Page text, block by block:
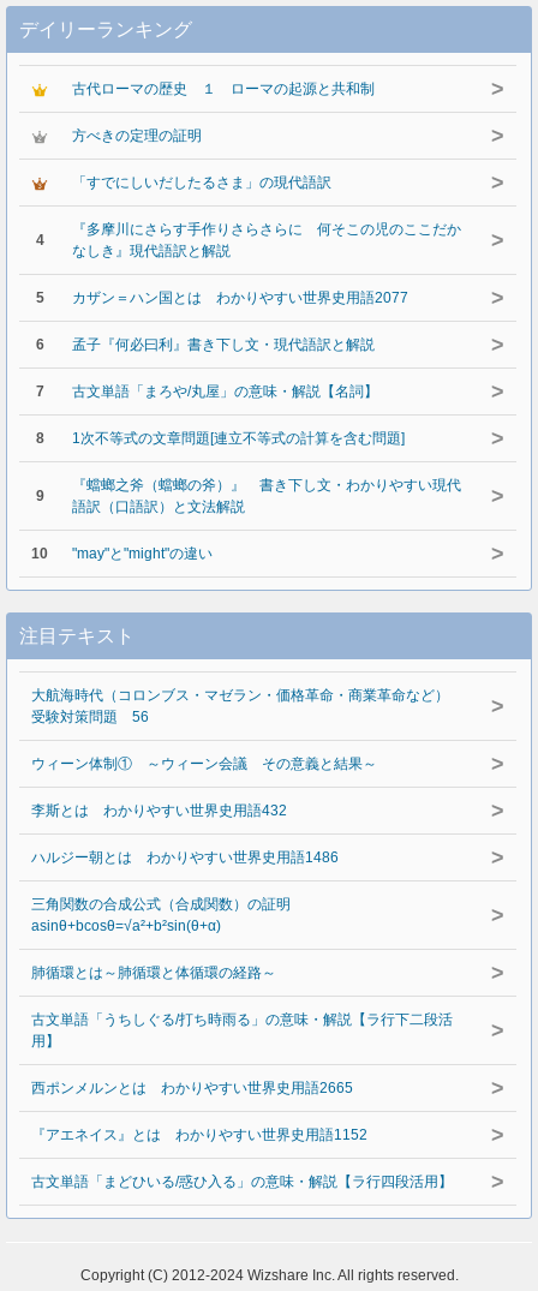
デイリーランキング
古代ローマの歴史 １ ローマの起源と共和制 >
方べきの定理の証明 >
「すでにしいだしたるさま」の現代語訳 >
4
『多摩川にさらす手作りさらさらに 何そこの児のここだか
なしき』現代語訳と解説
>
5 カザン＝ハン国とは わかりやすい世界史用語2077 >
6 孟子『何必曰利』書き下し文・現代語訳と解説 >
7 古文単語「まろや/丸屋」の意味・解説【名詞】 >
8 1次不等式の文章問題[連立不等式の計算を含む問題] >
9
『蟷螂之斧（蟷螂の斧）』 書き下し文・わかりやすい現代
語訳（口語訳）と文法解説
>
10 "may"と"might"の違い >
注目テキスト
大航海時代（コロンブス・マゼラン・価格革命・商業革命など）
受験対策問題 56
>
ウィーン体制① ～ウィーン会議 その意義と結果～ >
李斯とは わかりやすい世界史用語432 >
ハルジー朝とは わかりやすい世界史用語1486 >
三角関数の合成公式（合成関数）の証明
asinθ+bcosθ=√a²+b²sin(θ+α)
>
肺循環とは～肺循環と体循環の経路～ >
古文単語「うちしぐる/打ち時雨る」の意味・解説【ラ行下二段活
用】
>
西ポンメルンとは わかりやすい世界史用語2665 >
『アエネイス』とは わかりやすい世界史用語1152 >
古文単語「まどひいる/惑ひ入る」の意味・解説【ラ行四段活用】 >
Copyright (C) 2012-2024 Wizshare Inc. All rights reserved.